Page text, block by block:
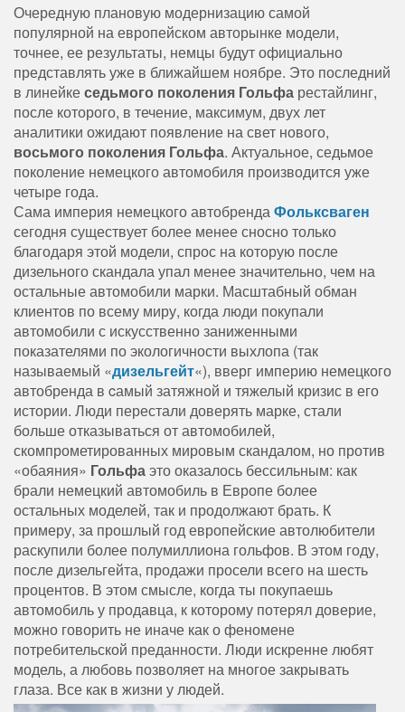
Очередную плановую модернизацию самой
популярной на европейском авторынке модели,
точнее, ее результаты, немцы будут официально
представлять уже в ближайшем ноябре. Это последний
в линейкеседьмого поколения Гольфа рестайлинг,
после которого, в течение, максимум, двух лет
аналитики ожидают появление на свет нового,
восьмого поколения Гольфа. Актуальное, седьмое
поколение немецкого автомобиля производится уже
четыре года.
Сама империя немецкого автобрендаФольксваген
сегодня существует более менее сносно только
благодаря этой модели, спрос на которую после
дизельного скандала упал менее значительно, чем на
остальные автомобили марки. Масштабный обман
клиентов по всему миру, когда люди покупали
автомобили с искусственно заниженными
показателями по экологичности выхлопа (так
называемый «дизельгейт«), вверг империю немецкого
автобренда в cамый затяжной и тяжелый кризис в его
истории. Люди перестали доверять марке, стали
больше отказываться от автомобилей,
скомпрометированных мировым скандалом, но против
«обаяния» Гольфаэто оказалось бессильным: как
брали немецкий автомобиль в Европе более
остальных моделей, так и продолжают брать. К
примеру, за прошлый год европейские автолюбители
раскупили более полумиллиона гольфов. В этом году,
после дизельгейта, продажи просели всего на шесть
процентов. В этом смысле, когда ты покупаешь
автомобиль у продавца, к которому потерял доверие,
можно говорить не иначе как о феномене
потребительской преданности. Люди искренне любят
модель, а любовь позволяет на многое закрывать
глаза. Все как в жизни у людей.